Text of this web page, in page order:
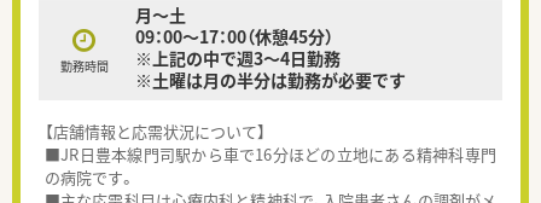
勤務時間
月～土
09：00～17：00（休憩45分）
※上記の中で週3～4日勤務
※土曜は月の半分は勤務が必要です
【店舗情報と応需状況について】
■JR日豊本線門司駅から車で16分ほどの立地にある精神科専門
の病院です。